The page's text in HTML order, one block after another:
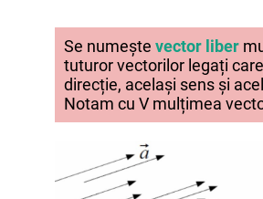
Se numește vector liber
tuturor vectorilor legați
direcție, același sens și
Notam cu V mulțimea